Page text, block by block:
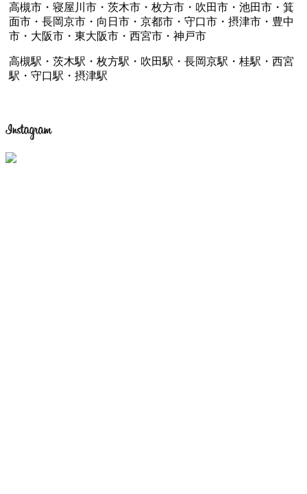
高槻市・寝屋川市・茨木市・枚方市・吹田市・池田市・箕
面市・長岡京市・向日市・京都市・守口市・摂津市・豊中
市・大阪市・東大阪市・西宮市・神戸市
高槻駅・茨木駅・枚方駅・吹田駅・長岡京駅・桂駅・西宮
駅・守口駅・摂津駅